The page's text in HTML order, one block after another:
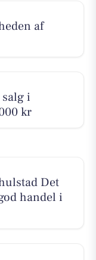
af
i
kr
Det
handel i